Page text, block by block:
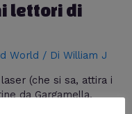
lettori di
World / DiWilliam J
(che si sa, attira i
da Gargamella,